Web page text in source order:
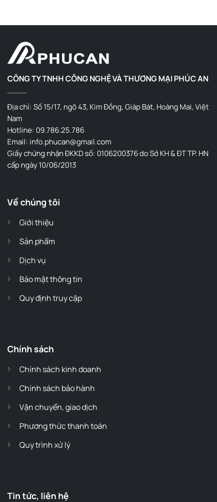
CÔNG TY TNHH CÔNG NGHỆ VÀ THƯƠNG MẠI PHÚC AN
Địa chỉ: Số 15/17, ngõ 43, Kim Đồng, Giáp Bát, Hoàng Mai, Việt
Nam
Hotline: 09.786.25.786
Email: info.phucan@gmail.com
Giấy chứng nhận ĐKKD số: 0106200376 do Sở KH & ĐT TP. HN
cấp ngày 10/06/2013
Về chúng tôi
Giới thiệu
Sản phẩm
Dịch vụ
Bảo mật thông tin
Quy định truy cập
Chính sách
Chính sách kinh doanh
Chính sách bảo hành
Vận chuyển, giao dịch
Phương thức thanh toán
Quy trình xử lý
Tin tức, liên hệ